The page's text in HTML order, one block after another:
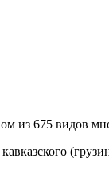
из 675 видов